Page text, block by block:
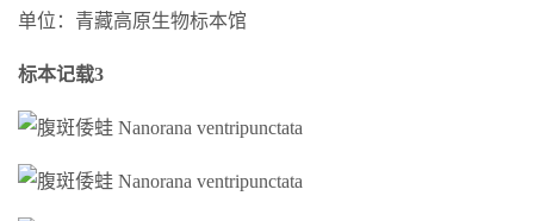
单位：青藏高原生物标本馆
标本记载3